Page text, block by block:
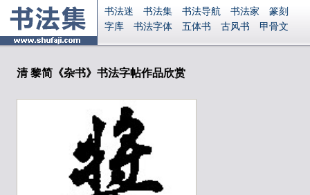
书法迷 书法集 书法导航 书法家
篆刻
字库
书法字体 五体书 古风书
甲骨文
集字
字形 大字
起名
识字 英语 印章
字体下载
Ai矢量
P图宝
安全网站
清 黎简《杂书》书法字帖作品欣赏